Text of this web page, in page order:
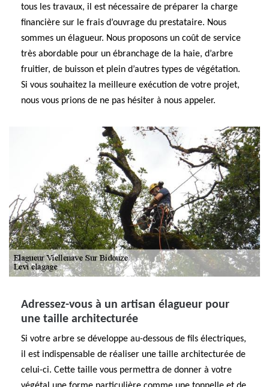
tous les travaux, il est nécessaire de préparer la charge
financière sur le frais d’ouvrage du prestataire. Nous
sommes un élagueur. Nous proposons un coût de service
très abordable pour un ébranchage de la haie, d’arbre
fruitier, de buisson et plein d’autres types de végétation.
Si vous souhaitez la meilleure exécution de votre projet,
nous vous prions de ne pas hésiter à nous appeler.
Adressez-vous à un artisan élagueur pour
une taille architecturée
Si votre arbre se développe au-dessous de fils électriques,
il est indispensable de réaliser une taille architecturée de
celui-ci. Cette taille vous permettra de donner à votre